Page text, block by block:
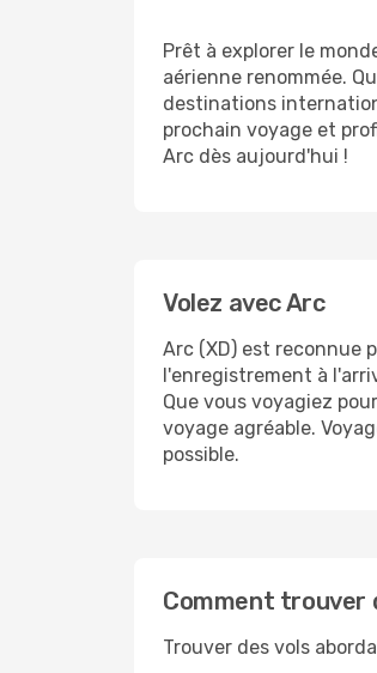
Prêt à explorer le
aérienne renommée.
destinations
prochain voyage et
Arc dès aujourd'hui !
Volez avec Arc
Arc (XD) est reconnue
l'enregistrement à
Que vous voyagiez
voyage agréable.
possible.
Comment trouver
Trouver des vols